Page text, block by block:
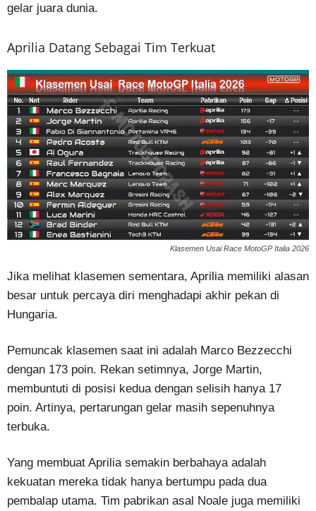
gelar juara dunia.
Aprilia Datang Sebagai Tim Terkuat
Klasemen Usai Race MotoGP Italia 2026
Jika melihat klasemen sementara, Aprilia memiliki alasan
besar untuk percaya diri menghadapi akhir pekan di
Hungaria.
Pemuncak klasemen saat ini adalah Marco Bezzecchi
dengan 173 poin. Rekan setimnya, Jorge Martin,
membuntuti di posisi kedua dengan selisih hanya 17
poin. Artinya, pertarungan gelar masih sepenuhnya
terbuka.
Yang membuat Aprilia semakin berbahaya adalah
kekuatan mereka tidak hanya bertumpu pada dua
pembalap utama. Tim pabrikan asal Noale juga memiliki